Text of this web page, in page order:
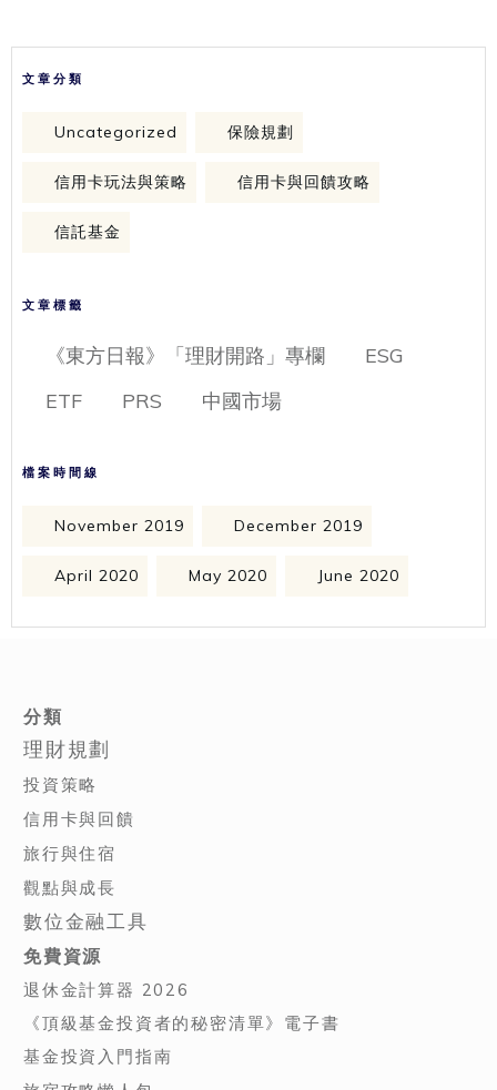
文章分類
Uncategorized 保險規劃
信用卡玩法與策略 信用卡與回饋攻略
信託基金
文章標籤
《東方日報》「理財開路」專欄
ESG
ETF
PRS 中國市場
檔案時間線
November 2019 December 2019
April 2020 May 2020 June 2020
分類
理財規劃
投資策略
信用卡與回饋
旅行與住宿
觀點與成長
數位金融工具
免費資源
退休金計算器 2026
《頂級基金投資者的秘密清單》電子書
基金投資入門指南